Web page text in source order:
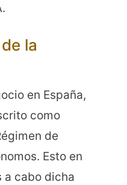
la
en España,
como
de
Esto en
a cabo dicha